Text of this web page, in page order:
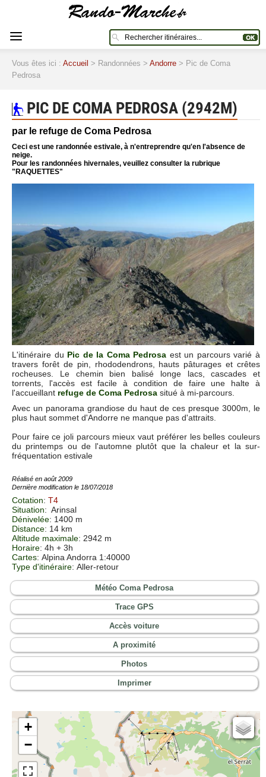
Vous êtes ici : Accueil > Randonnées > Andorre > Pic de Coma
Pedrosa
PIC DE COMA PEDROSA (2942M)
par le refuge de Coma Pedrosa
Ceci est une randonnée estivale, à n'entreprendre qu'en l'absence de
neige.
Pour les randonnées hivernales, veuillez consulter la rubrique
"RAQUETTES"
L'itinéraire du Pic de la Coma Pedrosa est un parcours varié à
travers forêt de pin, rhododendrons, hauts pâturages et crêtes
rocheuses. Le chemin bien balisé longe lacs, cascades et
torrents, l'accès est facile à condition de faire une halte à
l'accueillant refuge de Coma Pedrosa situé à mi-parcours.
Avec un panorama grandiose du haut de ces presque 3000m, le
plus haut sommet d'Andorre ne manque pas d'attraits.
Pour faire ce joli parcours mieux vaut préférer les belles couleurs
du printemps ou de l'automne plutôt que la chaleur et la sur-
fréquentation estivale
Réalisé en août 2009
Dernière modification le 18/07/2018
Cotation: T4
Situation: Arinsal
Dénivelée: 1400 m
Distance: 14 km
Altitude maximale: 2942 m
Horaire: 4h + 3h
Cartes: Alpina Andorra 1:40000
Type d'itinéraire: Aller-retour
Météo Coma Pedrosa
Trace GPS
Accès voiture
A proximité
Photos
Imprimer
+
−
Cartes IGN
Open Topo Map
Open Street Map